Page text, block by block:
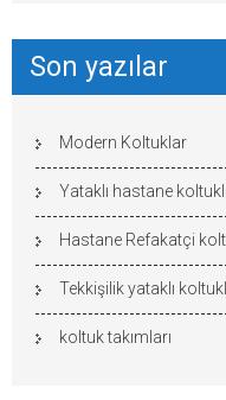
Son yazılar
Modern Koltuklar
Yataklı hastane
Hastane Refakatçi
Tekkişilik yataklı
koltuk takımları